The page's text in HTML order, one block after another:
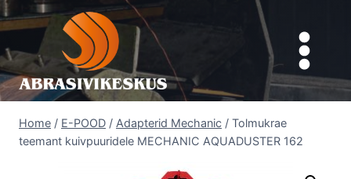
Skip
to
content
Home / E-POOD / Adapterid Mechanic / Tolmukrae
teemant kuivpuuridele MECHANIC AQUADUSTER 162